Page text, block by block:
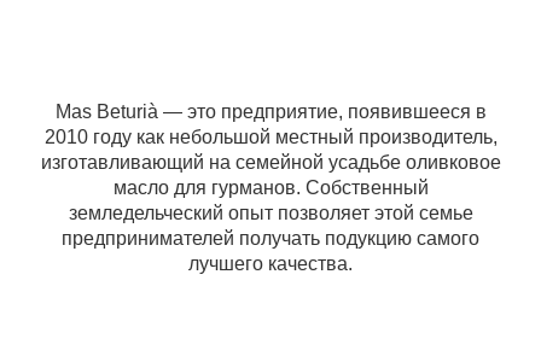
Mas Beturià — это предприятие, появившееся в
2010 году как небольшой местный производитель,
изготавливающий на семейной усадьбе оливковое
масло для гурманов. Собственный
земледельческий опыт позволяет этой семье
предпринимателей получать подукцию самого
лучшего качества.